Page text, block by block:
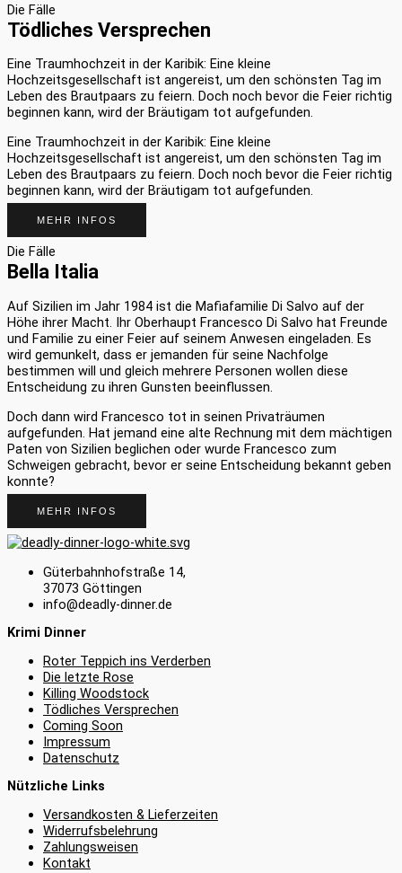
Die Fälle
Tödliches Versprechen
Eine Traumhochzeit in der Karibik: Eine kleine
Hochzeitsgesellschaft ist angereist, um den schönsten Tag im
Leben des Brautpaars zu feiern. Doch noch bevor die Feier richtig
beginnen kann, wird der Bräutigam tot aufgefunden.
Eine Traumhochzeit in der Karibik: Eine kleine
Hochzeitsgesellschaft ist angereist, um den schönsten Tag im
Leben des Brautpaars zu feiern. Doch noch bevor die Feier richtig
beginnen kann, wird der Bräutigam tot aufgefunden.
MEHR INFOS
Die Fälle
Bella Italia
Auf Sizilien im Jahr 1984 ist die Mafiafamilie Di Salvo auf der
Höhe ihrer Macht. Ihr Oberhaupt Francesco Di Salvo hat Freunde
und Familie zu einer Feier auf seinem Anwesen eingeladen. Es
wird gemunkelt, dass er jemanden für seine Nachfolge
bestimmen will und gleich mehrere Personen wollen diese
Entscheidung zu ihren Gunsten beeinflussen.
Doch dann wird Francesco tot in seinen Privaträumen
aufgefunden. Hat jemand eine alte Rechnung mit dem mächtigen
Paten von Sizilien beglichen oder wurde Francesco zum
Schweigen gebracht, bevor er seine Entscheidung bekannt geben
konnte?
MEHR INFOS
Güterbahnhofstraße 14,
37073 Göttingen
info@deadly-dinner.de
Krimi Dinner
Roter Teppich ins Verderben
Die letzte Rose
Killing Woodstock
Tödliches Versprechen
Coming Soon
Impressum
Datenschutz
Nützliche Links
Versandkosten & Lieferzeiten
Widerrufsbelehrung
Zahlungsweisen
Kontakt